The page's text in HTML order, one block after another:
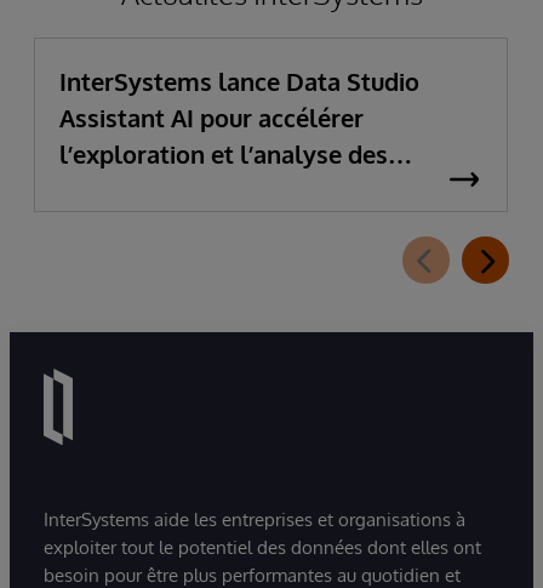
InterSystems lance Data Studio
Assistant AI pour accélérer
l’exploration et l’analyse des
InterSystems aide les entreprises et organisations à
exploiter tout le potentiel des données dont elles ont
besoin pour être plus performantes au quotidien et